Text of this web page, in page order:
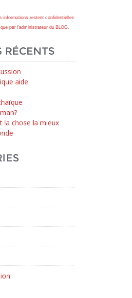
informations restent confidentielles
par l'administrateur du BLOG.
RÉCENTS
aide
la chose la mieux